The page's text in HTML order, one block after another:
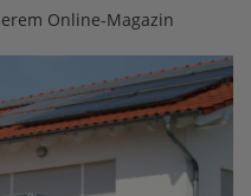
Online-Magazin